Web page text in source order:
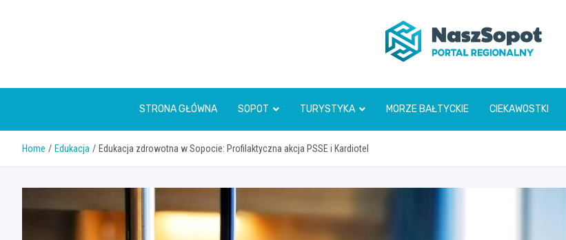
STRONA GŁÓWNA SOPOT TURYSTYKA MORZE BAŁTYCKIE CIEKAWOSTKI
Home Edukacja Edukacja zdrowotna w Sopocie: Profilaktyczna akcja PSSE i Kardiotel